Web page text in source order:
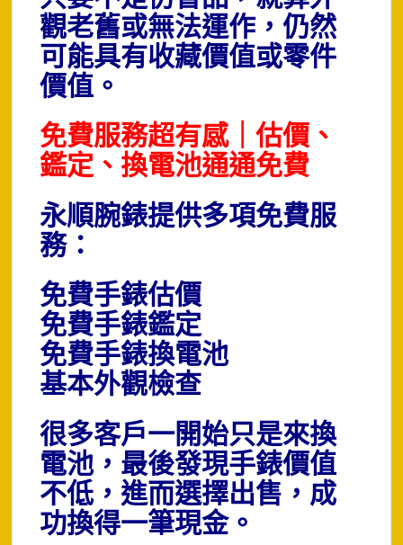
觀老舊或無法運作，仍然
可能具有收藏價值或零件
價值。
免費服務超有感｜估價、
鑑定、換電池通通免費
永順腕錶提供多項免費服
務：
免費手錶估價
免費手錶鑑定
免費手錶換電池
基本外觀檢查
很多客戶一開始只是來換
電池，最後發現手錶價值
不低，進而選擇出售，成
功換得一筆現金。